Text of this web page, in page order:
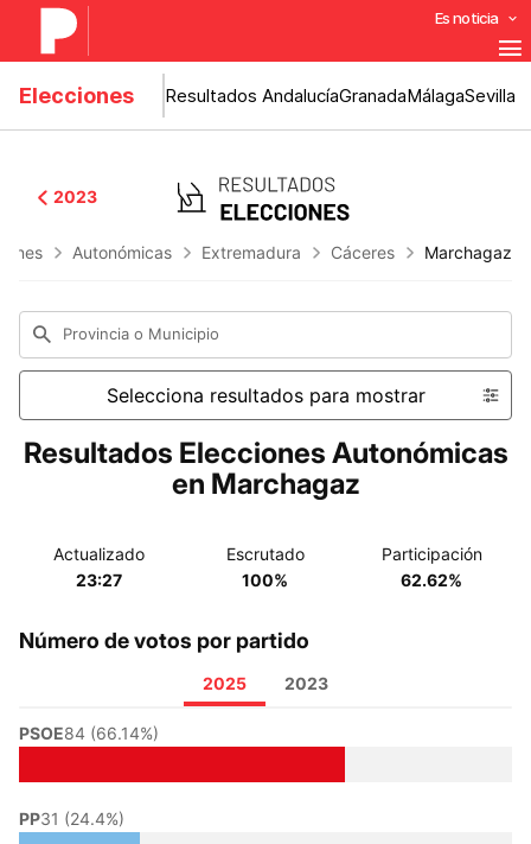
Es noticia
Elecciones Resultados AndalucíaGranadaMálagaSevilla
2023
Autonómicas Extremadura Cáceres Marchagaz
Provincia o Municipio
Selecciona resultados para mostrar
Resultados Elecciones Autonómicas
en Marchagaz
Actualizado
23:27
Escrutado
100%
Participación
62.62%
Número de votos por partido
2025 2023
PSOE84 (66.14%)
PP31 (24.4%)